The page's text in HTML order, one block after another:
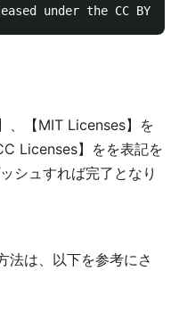
、【MIT Licenses】を
Licenses】をを表記を
シュすれば完了となり
法は、以下を参考にさ